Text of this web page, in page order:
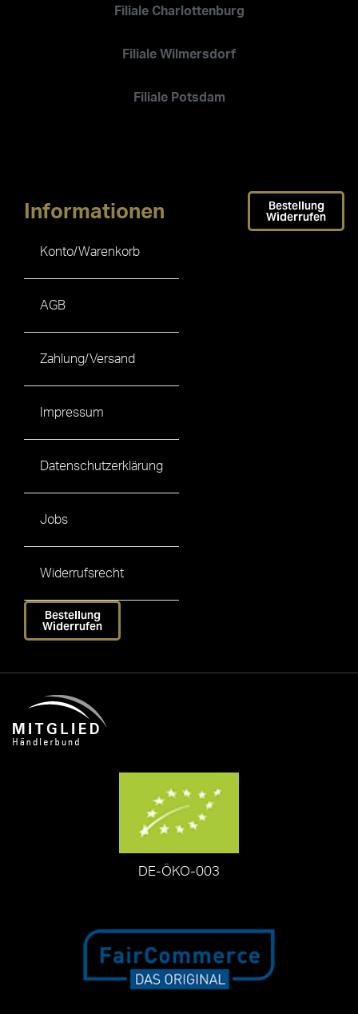
Filiale Charlottenburg
Filiale Wilmersdorf
Filiale Potsdam
Informationen
Konto/Warenkorb
AGB
Zahlung/Versand
Impressum
Datenschutzerklärung
Jobs
Widerrufsrecht
Bestellung
Widerrufen
Bestellung
Widerrufen
DE-ÖKO-003